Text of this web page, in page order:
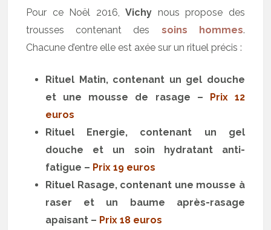
Pour ce Noël 2016,Vichy nous propose des
trousses contenant des soins hommes.
Chacune d’entre elle est axée sur un rituel précis :
Rituel Matin, contenant un gel douche
et une mousse de rasage – Prix 12
euros
Rituel Energie, contenant un gel
douche et un soin hydratant anti-
fatigue – Prix 19 euros
Rituel Rasage, contenant une mousse à
raser et un baume après-rasage
apaisant – Prix 18 euros